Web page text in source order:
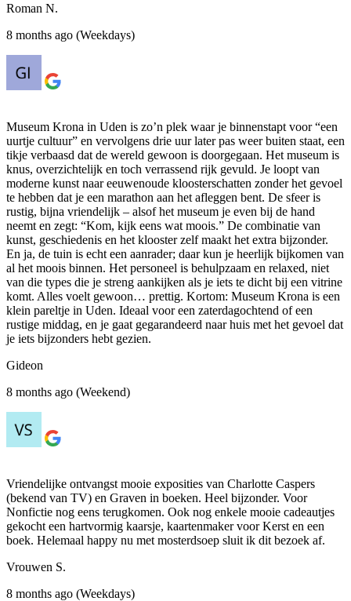
Roman N.
8 months ago (Weekdays)
Museum Krona in Uden is zo’n plek waar je binnenstapt voor “een
uurtje cultuur” en vervolgens drie uur later pas weer buiten staat, een
tikje verbaasd dat de wereld gewoon is doorgegaan. Het museum is
knus, overzichtelijk en toch verrassend rijk gevuld. Je loopt van
moderne kunst naar eeuwenoude kloosterschatten zonder het gevoel
te hebben dat je een marathon aan het afleggen bent. De sfeer is
rustig, bijna vriendelijk – alsof het museum je even bij de hand
neemt en zegt: “Kom, kijk eens wat moois.” De combinatie van
kunst, geschiedenis en het klooster zelf maakt het extra bijzonder.
En ja, de tuin is echt een aanrader; daar kun je heerlijk bijkomen van
al het moois binnen. Het personeel is behulpzaam en relaxed, niet
van die types die je streng aankijken als je iets te dicht bij een vitrine
komt. Alles voelt gewoon… prettig. Kortom: Museum Krona is een
klein pareltje in Uden. Ideaal voor een zaterdagochtend of een
rustige middag, en je gaat gegarandeerd naar huis met het gevoel dat
je iets bijzonders hebt gezien.
Gideon
8 months ago (Weekend)
Vriendelijke ontvangst mooie exposities van Charlotte Caspers
(bekend van TV) en Graven in boeken. Heel bijzonder. Voor
Nonfictie nog eens terugkomen. Ook nog enkele mooie cadeautjes
gekocht een hartvormig kaarsje, kaartenmaker voor Kerst en een
boek. Helemaal happy nu met mosterdsoep sluit ik dit bezoek af.
Vrouwen S.
8 months ago (Weekdays)